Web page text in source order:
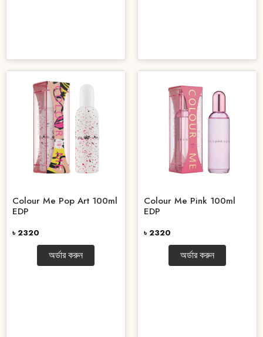
Colour Me Pop Art 100ml
EDP
৳ 2320
অর্ডার করুন
Colour Me Pink 100ml
EDP
৳ 2320
অর্ডার করুন